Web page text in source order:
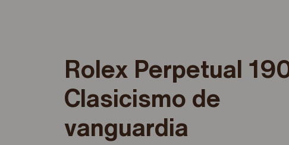
Rolex Perpetual
Clasicismo de
vanguardia